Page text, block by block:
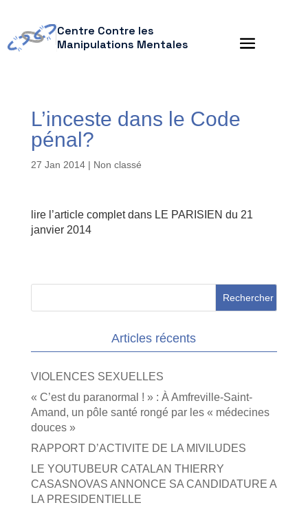
Centre Contre les
Manipulations Mentales
L’inceste dans le Code
pénal?
27 Jan 2014| Non classé
lire l’article complet dans LE PARISIEN du 21
janvier 2014
Articles récents
VIOLENCES SEXUELLES
« C’est du paranormal ! » : À Amfreville-Saint-
Amand, un pôle santé rongé par les « médecines
douces »
RAPPORT D’ACTIVITE DE LA MIVILUDES
LE YOUTUBEUR CATALAN THIERRY
CASASNOVAS ANNONCE SA CANDIDATURE A
LA PRESIDENTIELLE